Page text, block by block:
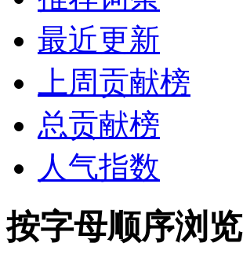
最近更新
上周贡献榜
总贡献榜
人气指数
按字母顺序浏览